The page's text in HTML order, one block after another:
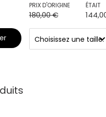
PRIX D'ORIGINE
180,00 €
ÉTAIT